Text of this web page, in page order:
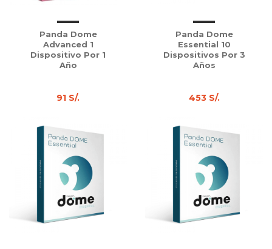
Panda Dome
Advanced 1
Dispositivo Por 1
Año
91 S/.
Panda Dome
Essential 10
Dispositivos Por 3
Años
453 S/.